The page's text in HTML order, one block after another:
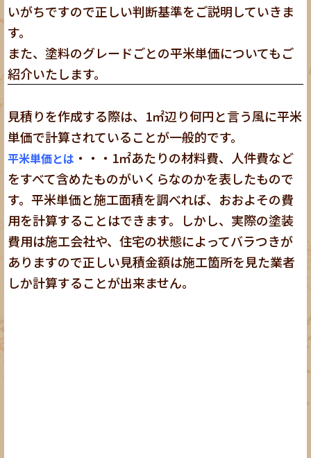
いがちですので正しい判断基準をご説明していきま
す。
また、塗料のグレードごとの平米単価についてもご
紹介いたします。
見積りを作成する際は、1㎡辺り何円と言う風に平米
単価で計算されていることが一般的です。
平米単価とは ・・・1㎡あたりの材料費、人件費など
をすべて含めたものがいくらなのかを表したもので
す。平米単価と施工面積を調べれば、おおよその費
用を計算することはできます。しかし、実際の塗装
費用は施工会社や、住宅の状態によってバラつきが
ありますので正しい見積金額は施工箇所を見た業者
しか計算することが出来ません。